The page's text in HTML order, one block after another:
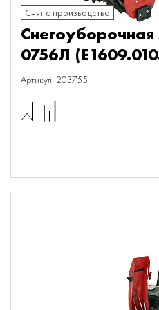
Снят с производства
0756Л
Артикул: 203755